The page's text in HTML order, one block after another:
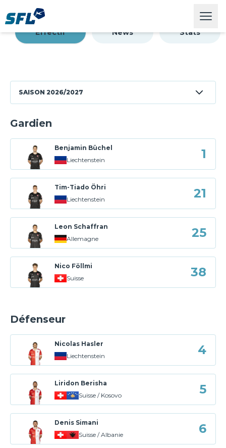
Swiss Football League
7564
Effectif News Stats
SAISON 2026/2027
Gardien
Benjamin Büchel
Liechtenstein
1
Tim-Tiado Öhri
Liechtenstein
21
Leon Schaffran
Allemagne
25
Nico Föllmi
Suisse
38
Défenseur
Nicolas Hasler
Liechtenstein
4
Liridon Berisha
Suisse / Kosovo
5
Denis Simani
Suisse / Albanie
6